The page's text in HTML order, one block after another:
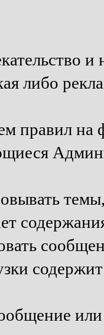
либо
правил